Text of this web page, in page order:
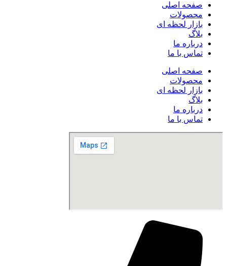
صفحه اصلی
محصولات
بازار لحظه ای
بلاگ
درباره ما
تماس با ما
صفحه اصلی
محصولات
بازار لحظه ای
بلاگ
درباره ما
تماس با ما